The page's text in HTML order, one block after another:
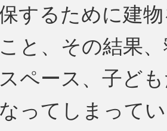
するために建
と、その結果
ペース、子ど
ってしまって